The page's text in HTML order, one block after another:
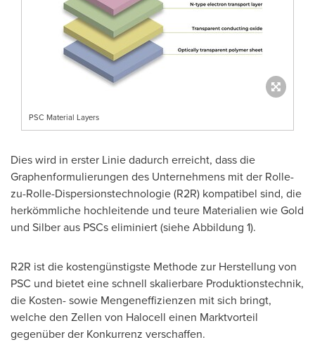
PSC Material Layers
Dies wird in erster Linie dadurch erreicht, dass die
Graphenformulierungen des Unternehmens mit der Rolle-
zu-Rolle-Dispersionstechnologie (R2R) kompatibel sind, die
herkömmliche hochleitende und teure Materialien wie Gold
und Silber aus PSCs eliminiert (siehe Abbildung 1).
R2R ist die kostengünstigste Methode zur Herstellung von
PSC und bietet eine schnell skalierbare Produktionstechnik,
die Kosten- sowie Mengeneffizienzen mit sich bringt,
welche den Zellen von Halocell einen Marktvorteil
gegenüber der Konkurrenz verschaffen.